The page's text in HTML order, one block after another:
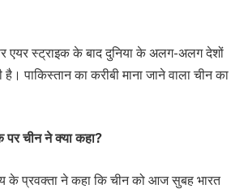
एयर स्ट्राइक के बाद दुनिया के अलग-अलग देशों
पाकिस्तान का करीबी माना जाने वाला चीन का
पर चीन ने क्या कहा?
के प्रवक्ता ने कहा कि चीन को आज सुबह भारत